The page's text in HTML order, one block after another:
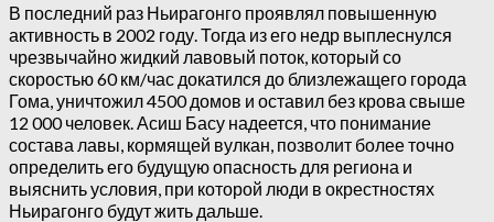
В последний раз Ньирагонго проявлял повышенную
активность в 2002 году. Тогда из его недр выплеснулся
чрезвычайно жидкий лавовый поток, который со
скоростью 60 км/час докатился до близлежащего города
Гома, уничтожил 4500 домов и оставил без крова свыше
12 000 человек. Асиш Басу надеется, что понимание
состава лавы, кормящей вулкан, позволит более точно
определить его будущую опасность для региона и
выяснить условия, при которой люди в окрестностях
Ньирагонго будут жить дальше.